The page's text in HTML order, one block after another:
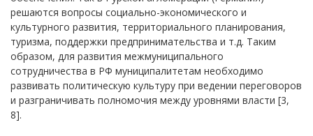
решаются вопросы социально-экономического и
культурного развития, территориального планирования,
туризма, поддержки предпринимательства и т.д. Таким
образом, для развития межмуниципального
сотрудничества в РФ муниципалитетам необходимо
развивать политическую культуру при ведении переговоров
и разграничивать полномочия между уровнями власти [3,
8].